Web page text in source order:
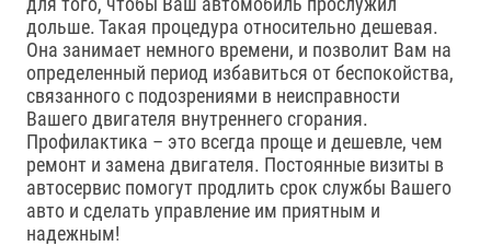
дольше. Такая процедура относительно дешевая.
Она занимает немного времени, и позволит Вам на
определенный период избавиться от беспокойства,
связанного с подозрениями в неисправности
Вашего двигателя внутреннего сгорания.
Профилактика – это всегда проще и дешевле, чем
ремонт и замена двигателя. Постоянные визиты в
автосервис помогут продлить срок службы Вашего
авто и сделать управление им приятным и
надежным!